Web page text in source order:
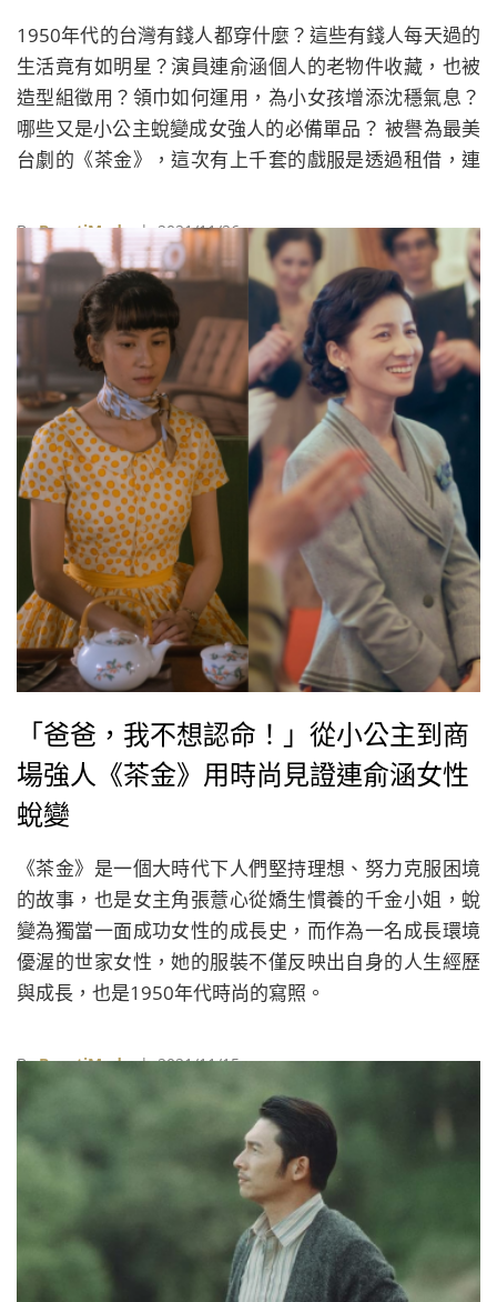
1950年代的台灣有錢人都穿什麼？這些有錢人每天過的
生活竟有如明星？演員連俞涵個人的老物件收藏，也被
造型組徵用？領巾如何運用，為小女孩增添沈穩氣息？
哪些又是小公主蛻變成女強人的必備單品？ 被譽為最美
台劇的《茶金》，這次有上千套的戲服是透過租借，連
心，就佔了45套。在這集的《威～連你也Podcast
了！》，聽聽《茶金》造型指導姚君，分享了她對1950
年代服飾文化的研究觀察，以及她如何透過造型，展現
《茶金》故事中，張薏心從一個小公主蛻變成商場女強
人的過程。
ByBeautiMode | 2021/11/26
「爸爸，我不想認命！」從小公主到商
場強人《茶金》用時尚見證連俞涵女性
蛻變
《茶金》是一個大時代下人們堅持理想、努力克服困境
的故事，也是女主角張薏心從嬌生慣養的千金小姐，蛻
變為獨當一面成功女性的成長史，而作為一名成長環境
優渥的世家女性，她的服裝不僅反映出自身的人生經歷
與成長，也是1950年代時尚的寫照。
ByBeautiMode| 2021/11/15